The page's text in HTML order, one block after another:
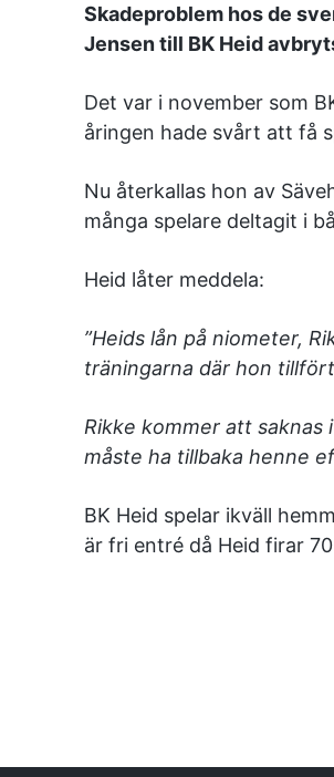
Skadeproblem hos de
Jensen till BK Heid
Det var i november som
åringen hade svårt att få
Nu återkallas hon av
många spelare deltagit i
Heid låter meddela:
”Heids lån på niometer,
träningarna där hon
Rikke kommer att
måste ha tillbaka henne
BK Heid spelar ikväll
är fri entré då Heid firar